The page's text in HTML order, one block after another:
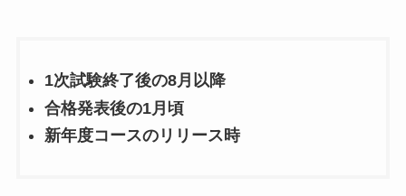
1次試験終了後の8月以降
合格発表後の1月頃
新年度コースのリリース時